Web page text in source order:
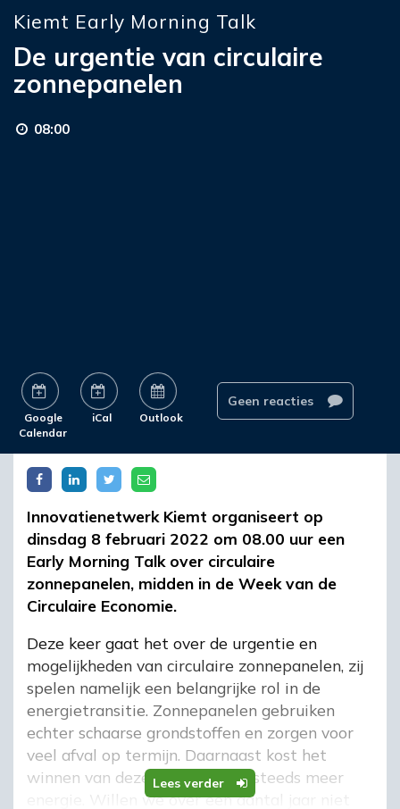
Kiemt Early Morning Talk
De urgentie van circulaire
zonnepanelen
08:00
Google
Calendar
iCal Outlook
Geen reacties
Lees verder
Innovatienetwerk Kiemt organiseert op
dinsdag 8 februari 2022 om 08.00 uur een
Early Morning Talk over circulaire
zonnepanelen, midden in de Week van de
Circulaire Economie.
Deze keer gaat het over de urgentie en
mogelijkheden van circulaire zonnepanelen, zij
spelen namelijk een belangrijke rol in de
energietransitie. Zonnepanelen gebruiken
echter schaarse grondstoffen en zorgen voor
veel afval op termijn. Daarnaast kost het
winnen van deze grondstoffen steeds meer
energie. Willen we over een aantal jaar niet